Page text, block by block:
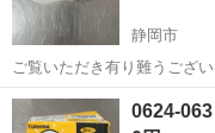
静岡市
ご覧いただき有り難うございます。 静岡市とジモティー
営しています。 粗⼤ごみ等
スしています。 ★★★★★ ご自宅にある不要品を是非ジモティースポ
静岡 静岡市
0624-